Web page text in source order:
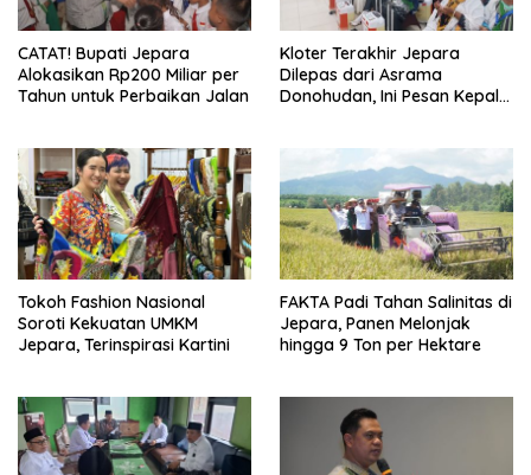
CATAT! Bupati Jepara
Alokasikan Rp200 Miliar per
Tahun untuk Perbaikan Jalan
Kloter Terakhir Jepara
Dilepas dari Asrama
Donohudan, Ini Pesan Kepala
Tokoh Fashion Nasional
Soroti Kekuatan UMKM
Jepara, Terinspirasi Kartini
FAKTA Padi Tahan Salinitas di
Jepara, Panen Melonjak
hingga 9 Ton per Hektare